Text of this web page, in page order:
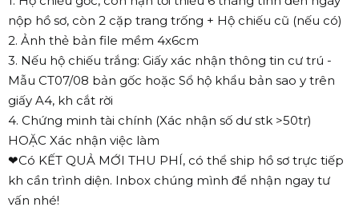
nộp hồ sơ, còn 2 cặp trang trống + Hộ chiếu cũ (nếu có)
2. Ảnh thẻ bản file mềm 4x6cm
3. Nếu hộ chiếu trắng: Giấy xác nhận thông tin cư trú -
Mẫu CT07/08 bản gốc hoặc Sổ hộ khẩu bản sao y trên
giấy A4, kh cắt rời
4. Chứng minh tài chính (Xác nhận số dư stk >50tr)
HOẶC Xác nhận việc làm
❤Có KẾT QUẢ MỚI THU PHÍ, có thể ship hồ sơ trực tiếp
kh cần trình diện. Inbox chúng mình để nhận ngay tư
vấn nhé!